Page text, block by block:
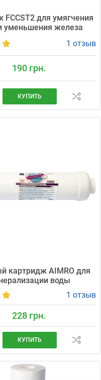
FCCST2 для умягчения
уменьшения железа
1 отзыв
190 грн.
КУПИТЬ
картридж AIMRO для
воды
1 отзыв
228 грн.
КУПИТЬ